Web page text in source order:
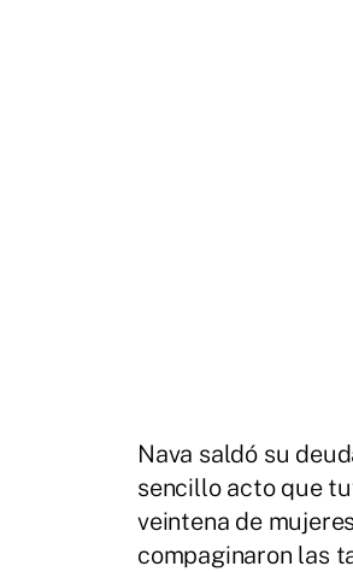
Nava saldó su
sencillo acto que
veintena de
compaginaron las